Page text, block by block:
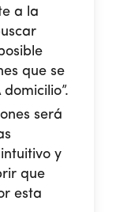
a la
que se
será
y
que
esta